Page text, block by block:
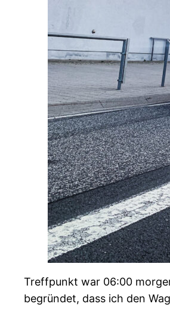
Treffpunkt war 06:00
begründet, dass ich den